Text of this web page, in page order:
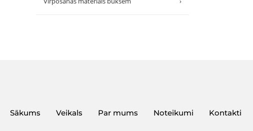
Sākums Veikals Par mums Noteikumi Kontakti